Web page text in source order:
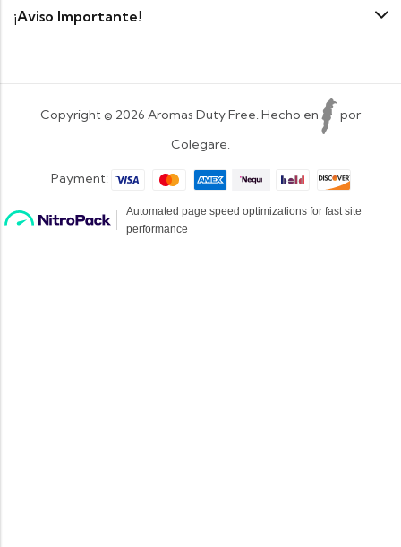
¡Aviso Importante!
Copyright © 2026 Aromas Duty Free. Hecho en
por
Colegare.
Payment: